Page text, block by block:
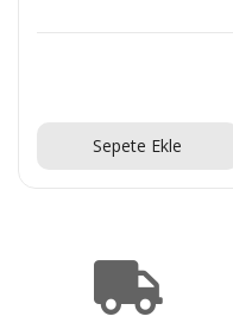
Sepete Ekle